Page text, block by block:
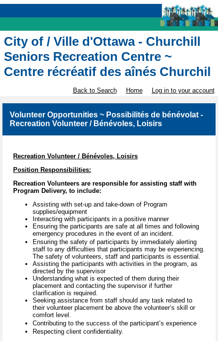
City of / Ville d'Ottawa - Churchill
Seniors Recreation Centre ~
Centre récréatif des aînés Churchil
Back to Search Home Log in to your account
Volunteer Opportunities ~ Possibilités de bénévolat -
Recreation Volunteer / Bénévoles, Loisirs
Recreation Volunteer / Bénévoles, Loisirs
Position Responsibilities:
Recreation Volunteers are responsible for assisting staff with
Program Delivery, to include:
Assisting with set-up and take-down of Program
supplies/equipment
Interacting with participants in a positive manner
Ensuring the participants are safe at all times and following
emergency procedures in the event of an incident.
Ensuring the safety of participants by immediately alerting
staff to any difficulties that participants may be experiencing.
The safety of volunteers, staff and participants is essential.
Assisting the participants with activities in the program, as
directed by the supervisor
Understanding what is expected of them during their
placement and contacting the supervisor if further
clarification is required.
Seeking assistance from staff should any task related to
their volunteer placement be above the volunteer’s skill or
comfort level.
Contributing to the success of the participant’s experience
Respecting client confidentiality.